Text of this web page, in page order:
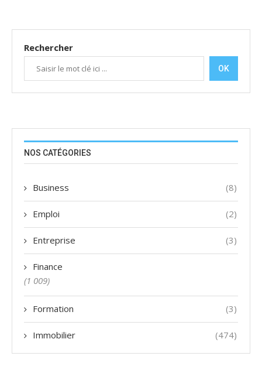
Rechercher
OK
NOS CATÉGORIES
Business (8)
Emploi (2)
Entreprise (3)
Finance
(1 009)
Formation (3)
Immobilier (474)